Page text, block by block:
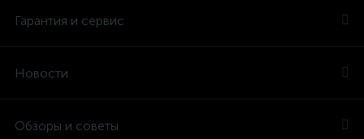
Гарантия и сервис
Новости
Обзоры и советы